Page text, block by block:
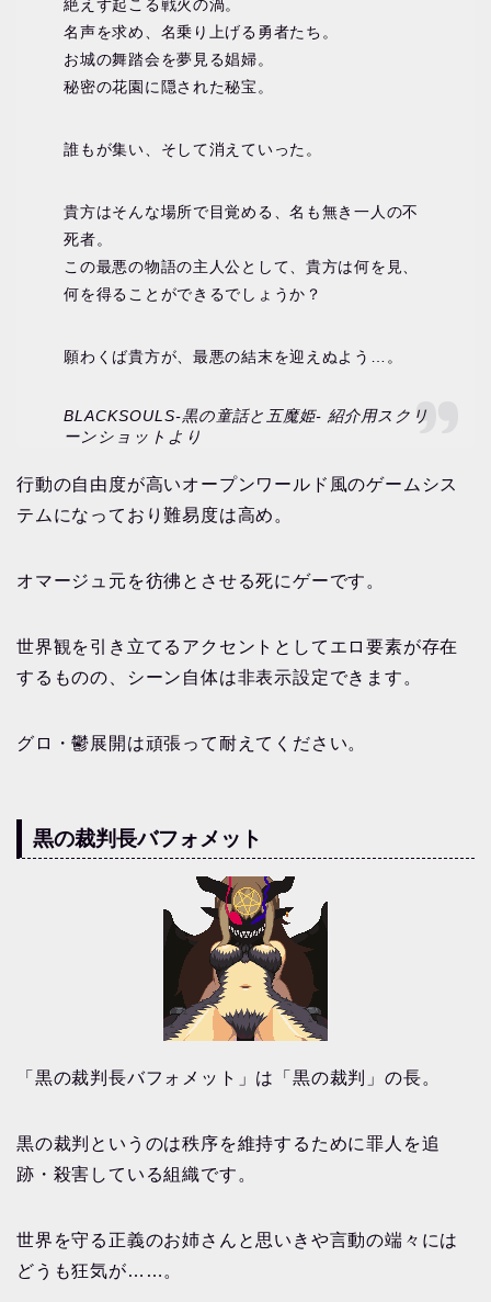
絶えず起こる戦火の渦。
名声を求め、名乗り上げる勇者たち。
お城の舞踏会を夢見る娼婦。
秘密の花園に隠された秘宝。
誰もが集い、そして消えていった。
貴方はそんな場所で目覚める、名も無き一人の不
死者。
この最悪の物語の主人公として、貴方は何を見、
何を得ることができるでしょうか？
願わくば貴方が、最悪の結末を迎えぬよう…。
BLACKSOULS-黒の童話と五魔姫- 紹介用スクリ
ーンショットより
行動の自由度が高いオープンワールド風のゲームシス
テムになっており難易度は高め。
オマージュ元を彷彿とさせる死にゲーです。
世界観を引き立てるアクセントとしてエロ要素が存在
するものの、シーン自体は非表示設定できます。
グロ・鬱展開は頑張って耐えてください。
黒の裁判長バフォメット
「黒の裁判長バフォメット」は「黒の裁判」の長。
黒の裁判というのは秩序を維持するために罪人を追
跡・殺害している組織です。
世界を守る正義のお姉さんと思いきや言動の端々には
どうも狂気が……。